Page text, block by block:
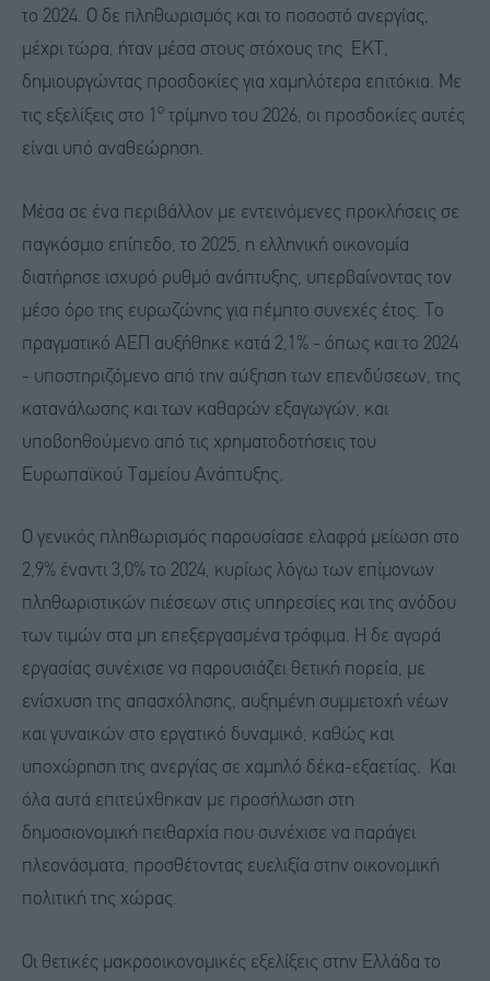
το 2024. Ο δε πληθωρισμός και το ποσοστό ανεργίας,
μέχρι τώρα, ήταν μέσα στους στόχους της ΕΚΤ,
δημιουργώντας προσδοκίες για χαμηλότερα επιτόκια. Με
τις εξελίξεις στο 1
ο τρίμηνο του 2026, οι προσδοκίες αυτές
είναι υπό αναθεώρηση.
Μέσα σε ένα περιβάλλον με εντεινόμενες προκλήσεις σε
παγκόσμιο επίπεδο, το 2025, η ελληνική οικονομία
διατήρησε ισχυρό ρυθμό ανάπτυξης, υπερβαίνοντας τον
μέσο όρο της ευρωζώνης για πέμπτο συνεχές έτος. Το
πραγματικό ΑΕΠ αυξήθηκε κατά 2,1% - όπως και το 2024
- υποστηριζόμενο από την αύξηση των επενδύσεων, της
κατανάλωσης και των καθαρών εξαγωγών, και
υποβοηθούμενο από τις χρηματοδοτήσεις του
Ευρωπαϊκού Ταμείου Ανάπτυξης.
Ο γενικός πληθωρισμός παρουσίασε ελαφρά μείωση στο
2,9% έναντι 3,0% το 2024, κυρίως λόγω των επίμονων
πληθωριστικών πιέσεων στις υπηρεσίες και της ανόδου
των τιμών στα μη επεξεργασμένα τρόφιμα. Η δε αγορά
εργασίας συνέχισε να παρουσιάζει θετική πορεία, με
ενίσχυση της απασχόλησης, αυξημένη συμμετοχή νέων
και γυναικών στο εργατικό δυναμικό, καθώς και
υποχώρηση της ανεργίας σε χαμηλό δέκα-εξαετίας. Και
όλα αυτά επιτεύχθηκαν με προσήλωση στη
δημοσιονομική πειθαρχία που συνέχισε να παράγει
πλεονάσματα, προσθέτοντας ευελιξία στην οικονομική
πολιτική της χώρας.
Οι θετικές μακροοικονομικές εξελίξεις στην Ελλάδα το